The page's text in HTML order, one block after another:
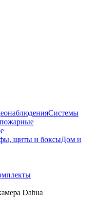
Системы
щиты и боксыДом и
Dahua